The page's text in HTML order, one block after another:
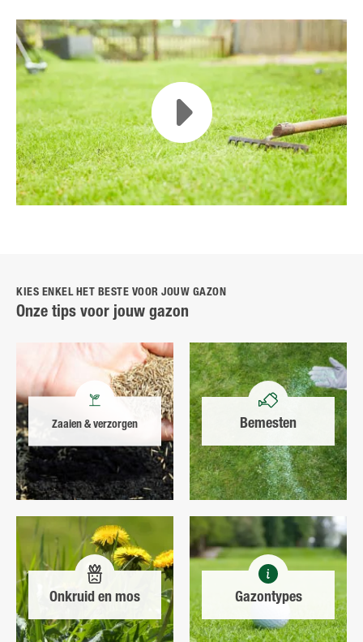
KIES ENKEL HET BESTE VOOR JOUW GAZON
Onze tips voor jouw gazon
Zaaien & verzorgen Bemesten
Onkruid en mos Gazontypes